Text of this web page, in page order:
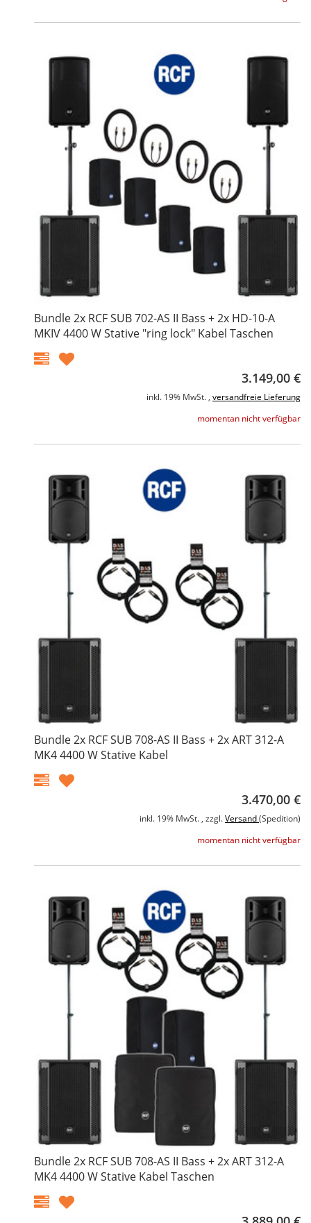
Bundle 2x RCF SUB 702-AS II Bass + 2x HD-10-A
MKIV 4400 W Stative "ring lock" Kabel Taschen
3.149,00 €
inkl. 19% MwSt. , versandfreie Lieferung
momentan nicht verfügbar
Bundle 2x RCF SUB 708-AS II Bass + 2x ART 312-A
MK4 4400 W Stative Kabel
3.470,00 €
inkl. 19% MwSt. , zzgl. Versand (Spedition)
momentan nicht verfügbar
Bundle 2x RCF SUB 708-AS II Bass + 2x ART 312-A
MK4 4400 W Stative Kabel Taschen